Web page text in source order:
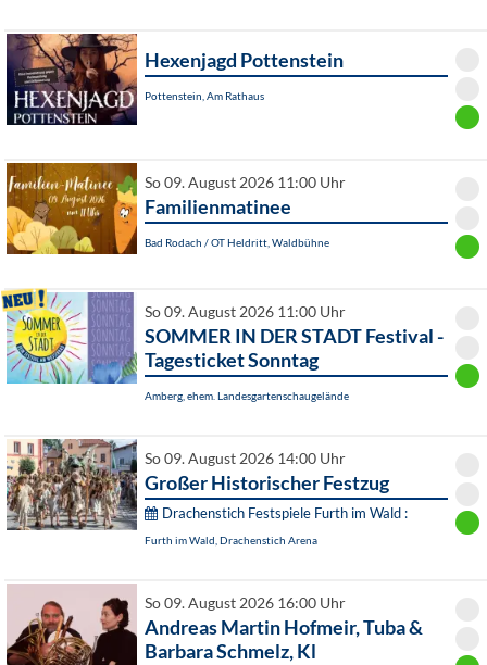
Hexenjagd Pottenstein
Pottenstein, Am Rathaus
So 09. August 2026 11:00 Uhr
Familienmatinee
Bad Rodach / OT Heldritt, Waldbühne
So 09. August 2026 11:00 Uhr
SOMMER IN DER STADT Festival -
Tagesticket Sonntag
Amberg, ehem. Landesgartenschaugelände
So 09. August 2026 14:00 Uhr
Großer Historischer Festzug
Drachenstich Festspiele Furth im Wald :
Furth im Wald, Drachenstich Arena
So 09. August 2026 16:00 Uhr
Andreas Martin Hofmeir, Tuba &
Barbara Schmelz, Kl